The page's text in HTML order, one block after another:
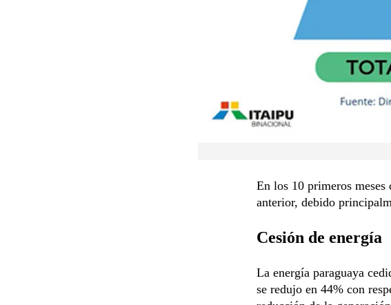
En los 10 primeros meses
anterior, debido
Cesión de energía
La energía paraguaya
se redujo en 44% con